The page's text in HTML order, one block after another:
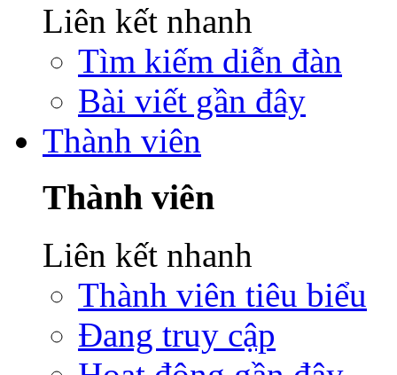
Liên kết nhanh
Tìm kiếm diễn đàn
Bài viết gần đây
Thành viên
Thành viên
Liên kết nhanh
Thành viên tiêu biểu
Đang truy cập